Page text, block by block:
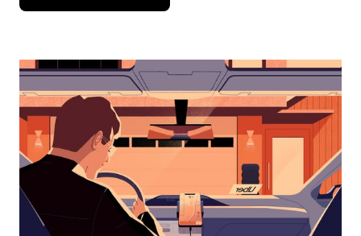
seta
interagir
o
calendário
selecionar
uma
data.
Pressione
a
tecla
“ESC”